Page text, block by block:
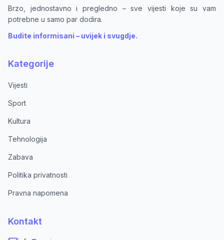
Brzo, jednostavno i pregledno – sve vijesti koje su vam
potrebne u samo par dodira.
Budite informisani – uvijek i svugdje.
Kategorije
Vijesti
Sport
Kultura
Tehnologija
Zabava
Politika privatnosti
Pravna napomena
Kontakt